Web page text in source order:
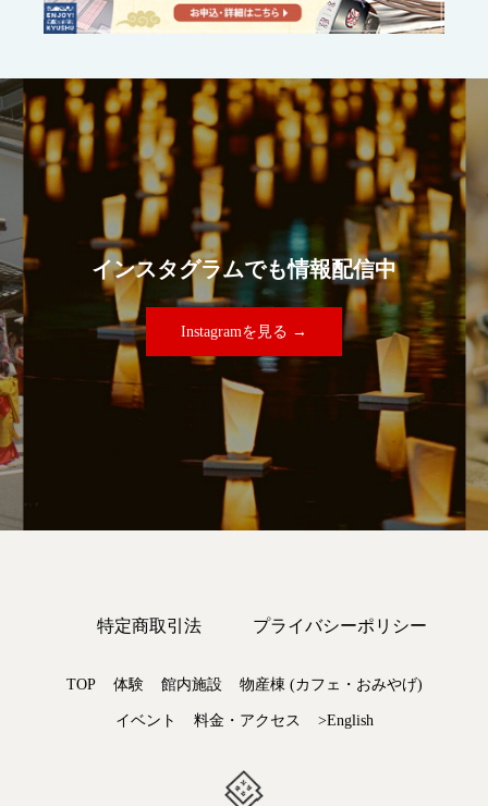
インスタグラムでも情報配信中
Instagramを見る →
特定商取引法 プライバシーポリシー
TOP 体験 館内施設 物産棟 (カフェ・おみやげ)
イベント 料金・アクセス >English